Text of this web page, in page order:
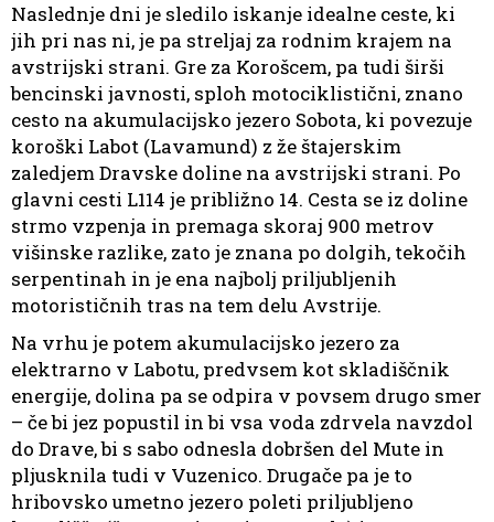
Naslednje dni je sledilo iskanje idealne ceste, ki
jih pri nas ni, je pa streljaj za rodnim krajem na
avstrijski strani. Gre za Korošcem, pa tudi širši
bencinski javnosti, sploh motociklistični, znano
cesto na akumulacijsko jezero Sobota, ki povezuje
koroški Labot (Lavamund) z že štajerskim
zaledjem Dravske doline na avstrijski strani. Po
glavni cesti L114 je približno 14. Cesta se iz doline
strmo vzpenja in premaga skoraj 900 metrov
višinske razlike, zato je znana po dolgih, tekočih
serpentinah in je ena najbolj priljubljenih
motorističnih tras na tem delu Avstrije.
Na vrhu je potem akumulacijsko jezero za
elektrarno v Labotu, predvsem kot skladiščnik
energije, dolina pa se odpira v povsem drugo smer
– če bi jez popustil in bi vsa voda zdrvela navzdol
do Drave, bi s sabo odnesla dobršen del Mute in
pljusknila tudi v Vuzenico. Drugače pa je to
hribovsko umetno jezero poleti priljubljeno